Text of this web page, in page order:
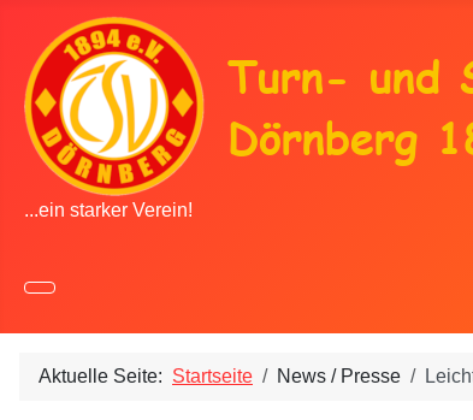
...ein starker Verein!
Aktuelle Seite: Startseite News / Presse